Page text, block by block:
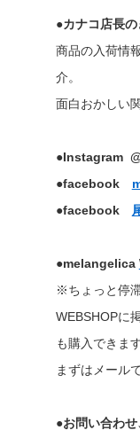
●カナコ店長
商品の入荷情
介。
面白おかしい
●Instagram
●facebook
●facebook
●melangelica
※ちょっと停
WEBSHOPに
も購入できます
まずはメール
●お問い合わ